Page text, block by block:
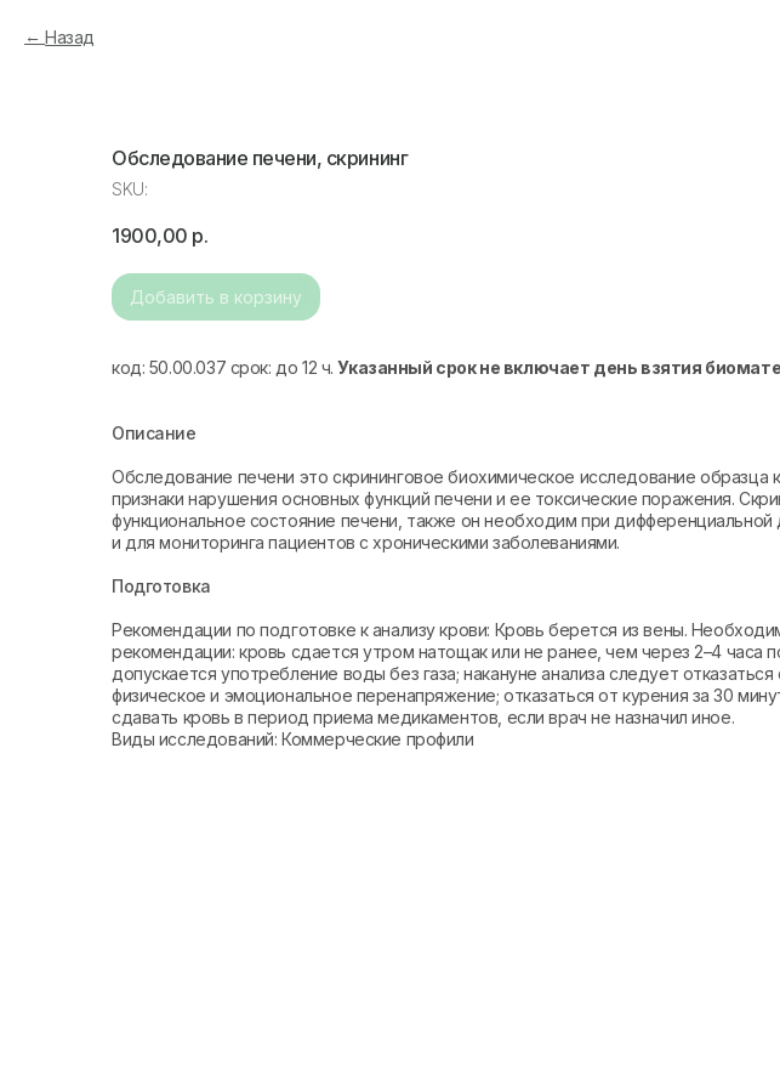
Назад
Обследование печени, скрининг
SKU:
1900,00 р.
Добавить в корзину
код: 50.00.037 срок: до 12 ч.Указанный срок не включает день взятия
Описание
Обследование печени это скрининговое биохимическое исследование образца
признаки нарушения основных функций печени и ее токсические поражения.
функциональное состояние печени, также он необходим при дифференциальной
и для мониторинга пациентов с хроническими заболеваниями.
Подготовка
Рекомендации по подготовке к анализу крови: Кровь берется из вены.
рекомендации: кровь сдается утром натощак или не ранее, чем через 2–4 часа
допускается употребление воды без газа; накануне анализа следует отказаться
физическое и эмоциональное перенапряжение; отказаться от курения за 30
сдавать кровь в период приема медикаментов, если врач не назначил иное.
Виды исследований: Коммерческие профили